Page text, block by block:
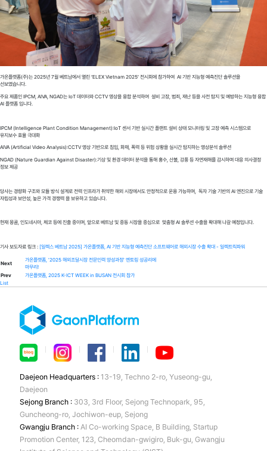
가온플랫폼(주)는 2025년 7월 베트남에서 열린 ‘ELEX Vietnam 2025’ 전시회에 참가하여 AI 기반 지능형 예측진단 솔루션을
선보였습니다.
주요 제품인 IPCM, AIVA, NGAD는 IoT 데이터와 CCTV 영상을 융합 분석하여 설비 고장, 범죄, 재난 등을 사전 탐지 및 예방하는 지능형 융합
AI 플랫폼 입니다.
IPCM (Intelligence Plant Condition Management):IoT 센서 기반 실시간 플랜트 설비 상태 모니터링 및 고장 예측 시스템으로
유지보수 효율 극대화
AIVA (Artificial Video Analysis):CCTV 영상 기반으로 침입, 화재, 폭력 등 위험 상황을 실시간 탐지하는 영상분석 솔루션
NGAD (Nature Guardian Against Disaster):기상 및 환경 데이터 분석을 통해 홍수, 산불, 강풍 등 자연재해를 감시하며 대응 의사결정
정보 제공
당사는 경량화 구조와 모듈 방식 설계로 전력 인프라가 취약한 해외 시장에서도 안정적으로 운용 가능하며, 독자 기술 기반의 AI 엔진으로 기술
자립성과 보안성, 높은 가격 경쟁력 을 보유하고 있습니다.
현재 몽골, 인도네시아, 체코 등에 진출 중이며, 앞으로 베트남 및 중동 시장을 중심으로 맞춤형 AI 솔루션 수출을 확대해 나갈 예정입니다.
기사 보도자료 링크 : [일렉스 베트남 2025] 가온플랫폼, AI 기반 지능형 예측진단 소프트웨어로 해외시장 수출 확대 - 일렉트릭파워
Next
가온플랫폼, '2025 해외조달시장 전문인력 양성과정' 멘토링 성공리에
마무리!
Prev
가온플랫폼, 2025 K-ICT WEEK in BUSAN 전시회 참가
List
Daejeon Headquarters : 13-19, Techno 2-ro, Yuseong-gu,
Daejeon
Sejong Branch : 303, 3rd Floor, Sejong Technopark, 95,
Guncheong-ro, Jochiwon-eup, Sejong
Gwangju Branch :AI Co-working Space, B Building, Startup
Promotion Center, 123, Cheomdan-gwigiro, Buk-gu, Gwangju